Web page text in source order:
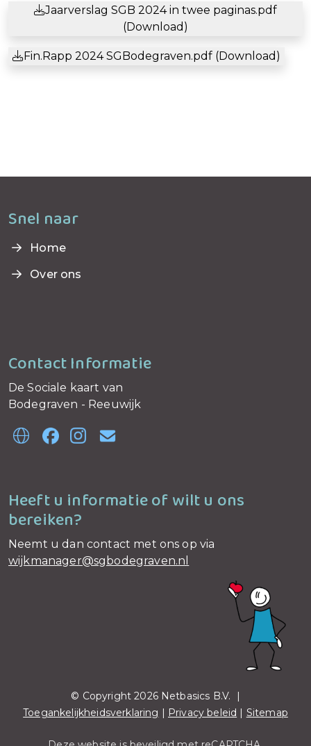
Jaarverslag SGB 2024 in twee paginas.pdf
(Download)
Fin.Rapp 2024 SGBodegraven.pdf (Download)
Snel naar
Home
Over ons
Contact Informatie
De Sociale kaart van
Bodegraven - Reeuwijk
Heeft u informatie of wilt u ons
bereiken?
Neemt u dan contact met ons op via
wijkmanager@sgbodegraven.nl
© Copyright 2026 Netbasics B.V. |
Toegankelijkheidsverklaring | Privacy beleid | Sitemap